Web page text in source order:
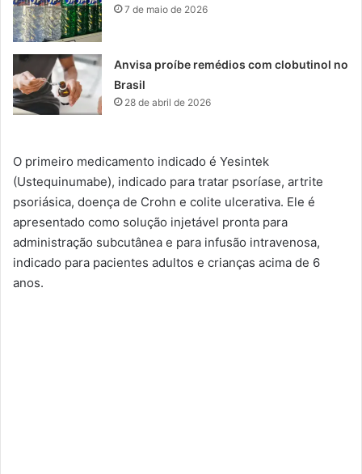
7 de maio de 2026
Anvisa proíbe remédios com clobutinol no
Brasil
28 de abril de 2026
O primeiro medicamento indicado é Yesintek
(Ustequinumabe), indicado para tratar psoríase, artrite
psoriásica, doença de Crohn e colite ulcerativa. Ele é
apresentado como solução injetável pronta para
administração subcutânea e para infusão intravenosa,
indicado para pacientes adultos e crianças acima de 6
anos.